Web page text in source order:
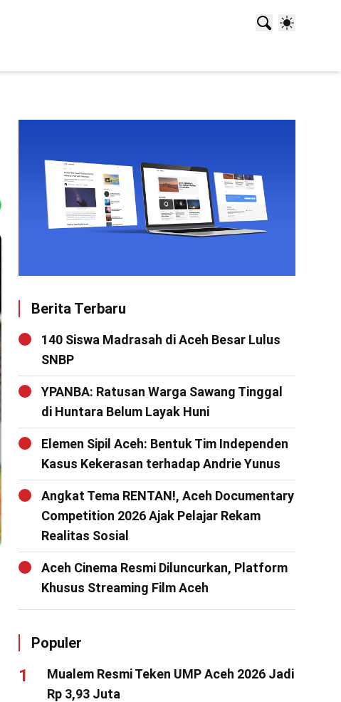
Berita Terbaru
140 Siswa Madrasah di Aceh Besar Lulus
SNBP
YPANBA: Ratusan Warga Sawang Tinggal
di Huntara Belum Layak Huni
Elemen Sipil Aceh: Bentuk Tim Independen
Kasus Kekerasan terhadap Andrie Yunus
Angkat Tema RENTAN!, Aceh Documentary
Competition 2026 Ajak Pelajar Rekam
Realitas Sosial
Aceh Cinema Resmi Diluncurkan, Platform
Khusus Streaming Film Aceh
Populer
Mualem Resmi Teken UMP Aceh 2026 Jadi
Rp 3,93 Juta